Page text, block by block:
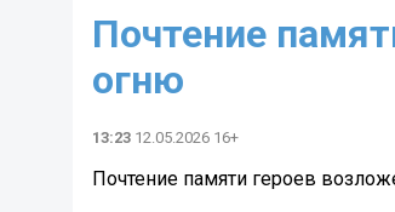
Почтение
огню
13:23 12.05.2026 16+
Почтение памяти героев